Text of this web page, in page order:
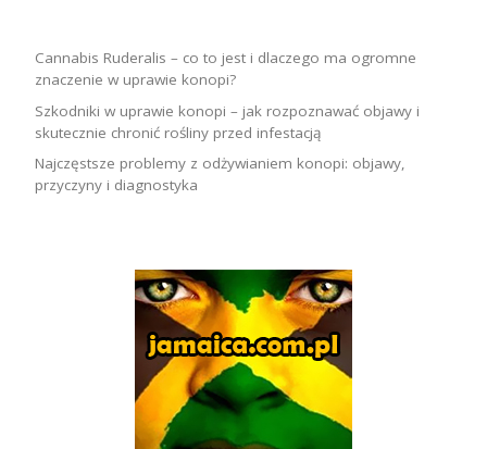
Cannabis Ruderalis – co to jest i dlaczego ma ogromne
znaczenie w uprawie konopi?
Szkodniki w uprawie konopi – jak rozpoznawać objawy i
skutecznie chronić rośliny przed infestacją
Najczęstsze problemy z odżywianiem konopi: objawy,
przyczyny i diagnostyka